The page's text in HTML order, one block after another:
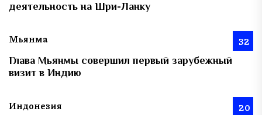
деятельность на Шри-Ланку
Мьянма 32
Глава Мьянмы совершил первый зарубежный
визит в Индию
Индонезия 20